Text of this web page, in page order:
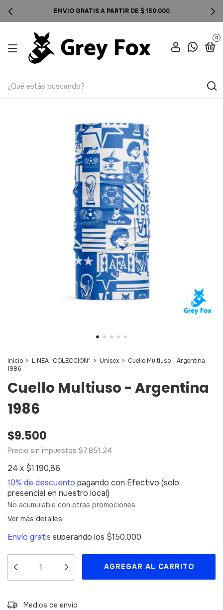
ENVIO GRATIS A PARTIR DE $ 150.000
0
Inicio > LINEA "COLECCION" > Unisex > Cuello Multiuso - Argentina
1986
Cuello Multiuso - Argentina
1986
$9.500
Precio sin impuestos $7.851,24
24 x $1.190,86
10% de descuento pagando con Efectivo (solo
presencial en nuestro local)
No acumulable con otras promociones
Ver más detalles
Envío gratis superando los $150.000
Entregas para el CP:
Medios de envío